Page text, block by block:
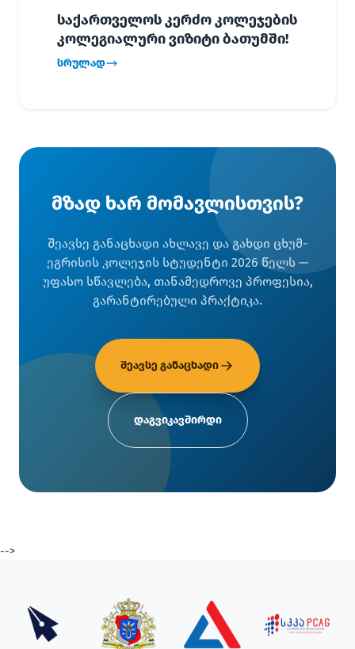
საქართველოს კერძო კოლეჯების
კოლეგიალური ვიზიტი ბათუმში!
სრულად
მზად ხარ მომავლისთვის?
შეავსე განაცხადი ახლავე და გახდი ცხუმ-
ეგრისის კოლეჯის სტუდენტი 2026 წელს —
უფასო სწავლება, თანამედროვე პროფესია,
გარანტირებული პრაქტიკა.
შეავსე განაცხადი
დაგვიკავშირდი
-->